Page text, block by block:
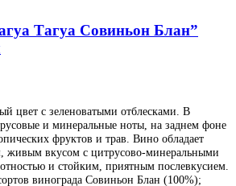
Тагуа Совиньон Блан”
цвет с зеленоватыми отблесками. В
и минеральные ноты, на заднем фоне
фруктов и трав. Вино обладает
живым вкусом с цитрусово-минеральными
и стойким, приятным послевкусием.
винограда Совиньон Блан (100%);